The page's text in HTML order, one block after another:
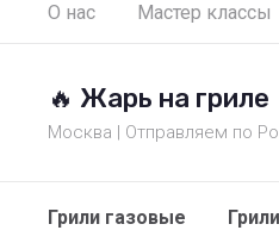
О нас Мастер классы
🔥 Жарь на гриле
Москва | Отправляем по
Грили газовые